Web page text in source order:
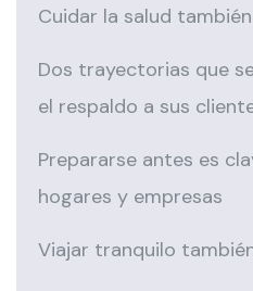
Cuidar la salud
Dos trayectorias que
el respaldo a sus
Prepararse antes es
hogares y empresas
Viajar tranquilo